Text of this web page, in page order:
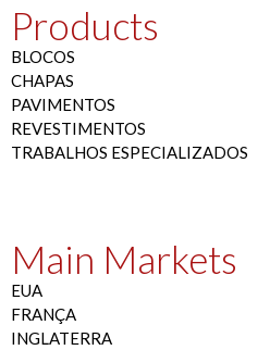
Products
BLOCOS
CHAPAS
PAVIMENTOS
REVESTIMENTOS
TRABALHOS ESPECIALIZADOS
Main Markets
EUA
FRANÇA
INGLATERRA